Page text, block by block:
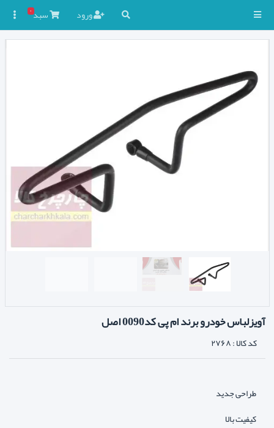
ورود سبد۰
آویزلباس خودرو برند ام پی کد0090 اصل
کد کالا :۲۷۶۸
طراحی جدید
کیفیت بالا